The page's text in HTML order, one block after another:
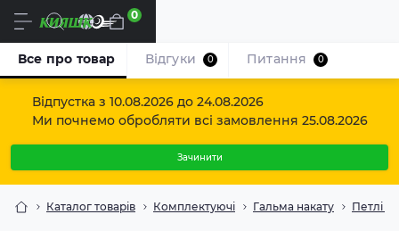
Відпустка з 10.08.2026 до 24.08.2026
Ми почнемо обробляти всі замовлення 25.08.2026
Зачинити
Uk 0
Каталог товарів Комплектуючі Гальма накату Петлі
Все про товар Відгуки 0 Питання 0